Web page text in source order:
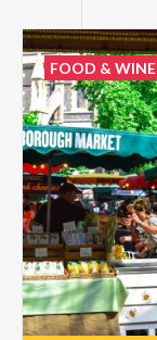
FOOD & WINE